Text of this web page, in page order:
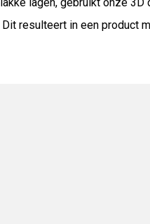
resulteert in een product